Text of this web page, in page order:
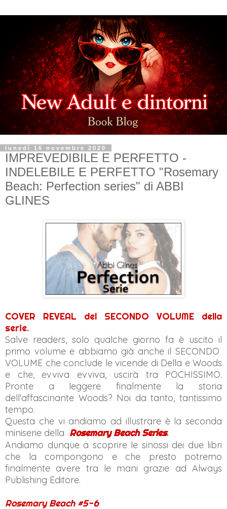
lunedì 16 novembre 2020
IMPREVEDIBILE E PERFETTO -
INDELEBILE E PERFETTO "Rosemary
Beach: Perfection series" di ABBI
GLINES
COVER REVEAL del SECONDO VOLUME della
serie.
Salve readers, solo qualche giorno fa è uscito il
primo volume e abbiamo già anche il SECONDO
VOLUME che conclude le vicende di Della e Woods
e che, evviva evviva, uscirà tra POCHISSIMO.
Pronte a leggere finalmente la storia
dell'affascinante Woods? Noi da tanto, tantissimo
tempo.
Questa che vi andiamo ad illustrare è la seconda
miniserie della Rosemary BeachSeries.
Andiamo dunque a scoprire le sinossi dei due libri
che la compongono e che presto potremo
finalmente avere tra le mani grazie ad Always
Publishing Editore.
Rosemary Beach #5-6